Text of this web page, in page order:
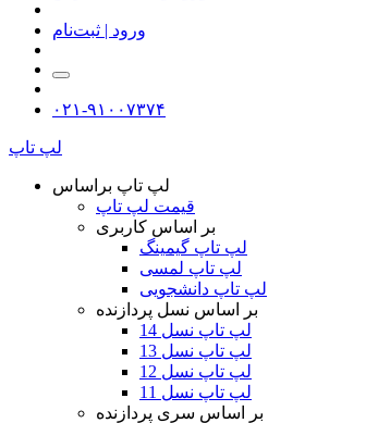
ورود | ثبت‌نام
۰۲۱-۹۱۰۰۷۳۷۴
لپ تاپ
لپ تاپ براساس
قیمت لپ تاپ
بر اساس کاربری
لپ تاپ گیمینگ
لپ تاپ لمسی
لپ تاپ دانشجویی
بر اساس نسل پردازنده
لپ تاپ نسل 14
لپ تاپ نسل 13
لپ تاپ نسل 12
لپ تاپ نسل 11
بر اساس سری پردازنده